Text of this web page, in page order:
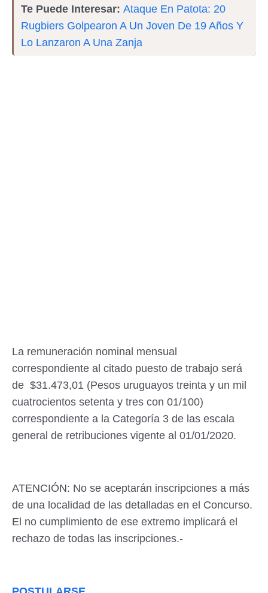
Te Puede Interesar: Ataque En Patota: 20
Rugbiers Golpearon A Un Joven De 19 Años Y
Lo Lanzaron A Una Zanja
La remuneración nominal mensual
correspondiente al citado puesto de trabajo será
de $31.473,01 (Pesos uruguayos treinta y un mil
cuatrocientos setenta y tres con 01/100)
correspondiente a la Categoría 3 de las escala
general de retribuciones vigente al 01/01/2020.
ATENCIÓN: No se aceptarán inscripciones a más
de una localidad de las detalladas en el Concurso.
El no cumplimiento de ese extremo implicará el
rechazo de todas las inscripciones.-